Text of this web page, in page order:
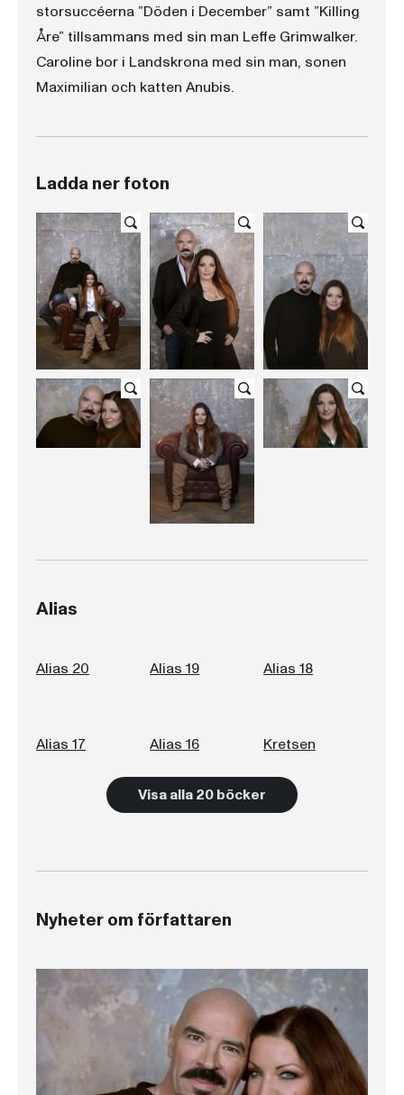
storsuccéerna ”Döden i December” samt ”Killing
Åre” tillsammans med sin man Leffe Grimwalker.
Caroline bor i Landskrona med sin man, sonen
Maximilian och katten Anubis.
Ladda ner foton
Alias
Alias 20 Alias 19 Alias 18
Alias 17 Alias 16 Kretsen
Visa alla 20 böcker
Nyheter om författaren